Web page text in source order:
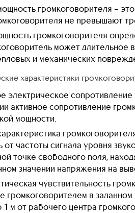
громкоговорителя –
не превышают
громкоговорителя
может длительное
и механических
характеристики
электрическое
активное сопротивление
мощности.
от частоты сигнала уровня
точке свободного поля,
значении напряжения на
чувствительность
громкоговорителем в
м от рабочего центра